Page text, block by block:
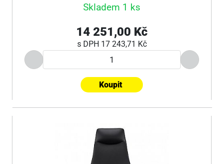
Skladem 1 ks
14 251,00 Kč
s DPH 17 243,71 Kč
Koupit